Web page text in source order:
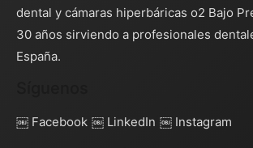
dental y cámaras hiperbáricas o2 Bajo
30 años sirviendo a profesionales
España.
￼ Facebook ￼ LinkedIn ￼ Instagram